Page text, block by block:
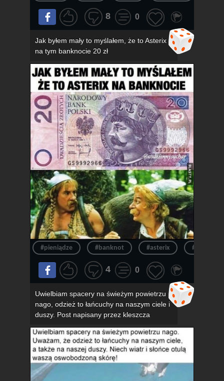
8 0
Jak byłem mały to myślałem, że to Asterix
na tym banknocie 20 zł
#pieniądze #banknot #asterix #pieniądz
4 0
Uwielbiam spacery na świeżym powietrzu
nago, odzież to łańcuchy na naszym ciele i
duszy. Post napisany przez kleszcza